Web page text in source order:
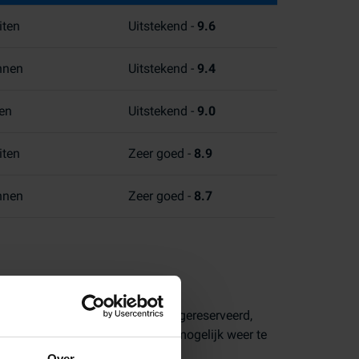
Uitstekend - 9.6
Uitstekend - 9.4
Uitstekend - 9.0
Zeer goed - 8.9
Zeer goed - 8.7
die via Parkos hebben gereserveerd,
zo realistisch mogelijk weer te